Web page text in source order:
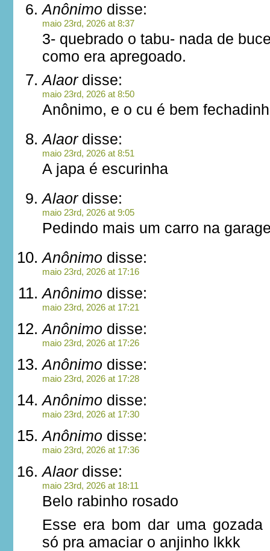
Anônimo disse:
maio 23rd, 2026 at 8:37
3- quebrado o tabu- nada de
como era apregoado.
Alaordisse:
maio 23rd, 2026 at 8:50
Anônimo, e o cu é bem
Alaordisse:
maio 23rd, 2026 at 8:51
A japa é escurinha
Alaordisse:
maio 23rd, 2026 at 9:05
Pedindo mais um carro na
Anônimo disse:
maio 23rd, 2026 at 17:16
Anônimo disse:
maio 23rd, 2026 at 17:21
Anônimo disse:
maio 23rd, 2026 at 17:26
Anônimo disse:
maio 23rd, 2026 at 17:28
Anônimo disse:
maio 23rd, 2026 at 17:30
Anônimo disse:
maio 23rd, 2026 at 17:36
Alaordisse:
maio 23rd, 2026 at 18:11
Belo rabinho rosado
Esse era bom dar uma gozada
só pra amaciar o anjinho lkkk